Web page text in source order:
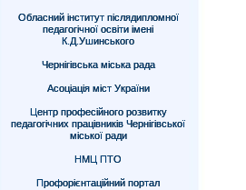
Обласний інститут післядипломної
педагогічної освіти імені
К.Д.Ушинського
Чернігівська міська рада
Асоціація міст України
Центр професійного розвитку
педагогічних працівників Чернігівської
міської ради
НМЦ ПТО
Профорієнтаційний портал